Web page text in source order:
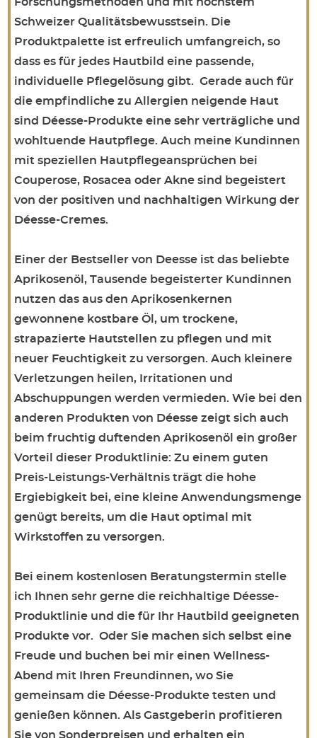
Schweizer Qualitätsbewusstsein. Die
Produktpalette ist erfreulich umfangreich, so
dass es für jedes Hautbild eine passende,
individuelle Pflegelösung gibt. Gerade auch für
die empfindliche zu Allergien neigende Haut
sind Déesse-Produkte eine sehr verträgliche und
wohltuende Hautpflege. Auch meine Kundinnen
mit speziellen Hautpflegeansprüchen bei
Couperose, Rosacea oder Akne sind begeistert
von der positiven und nachhaltigen Wirkung der
Déesse-Cremes.
Einer der Bestseller von Deesse ist das beliebte
Aprikosenöl, Tausende begeisterter Kundinnen
nutzen das aus den Aprikosenkernen
gewonnene kostbare Öl, um trockene,
strapazierte Hautstellen zu pflegen und mit
neuer Feuchtigkeit zu versorgen. Auch kleinere
Verletzungen heilen, Irritationen und
Abschuppungen werden vermieden. Wie bei den
anderen Produkten von Déesse zeigt sich auch
beim fruchtig duftenden Aprikosenöl ein großer
Vorteil dieser Produktlinie: Zu einem guten
Preis-Leistungs-Verhältnis trägt die hohe
Ergiebigkeit bei, eine kleine Anwendungsmenge
genügt bereits, um die Haut optimal mit
Wirkstoffen zu versorgen.
Bei einem kostenlosen Beratungstermin stelle
ich Ihnen sehr gerne die reichhaltige Déesse-
Produktlinie und die für Ihr Hautbild geeigneten
Produkte vor. Oder Sie machen sich selbst eine
Freude und buchen bei mir einen Wellness-
Abend mit Ihren Freundinnen, wo Sie
gemeinsam die Déesse-Produkte testen und
genießen können. Als Gastgeberin profitieren
Sie von Sonderpreisen und erhalten ein